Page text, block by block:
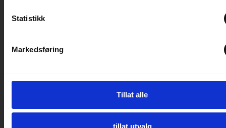
Statistikk
Markedsføring
Tillat alle
tillat utvalg
MESSE